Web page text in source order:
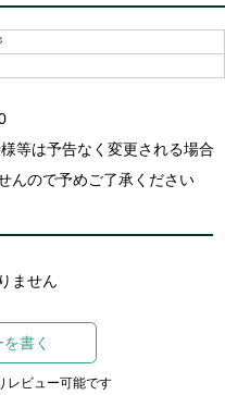
等は予告なく変更される場合
んので予めご了承ください
ません
書く
レビュー可能です